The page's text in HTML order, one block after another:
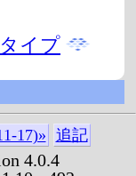
イプ
17)» 追記
4.0.4